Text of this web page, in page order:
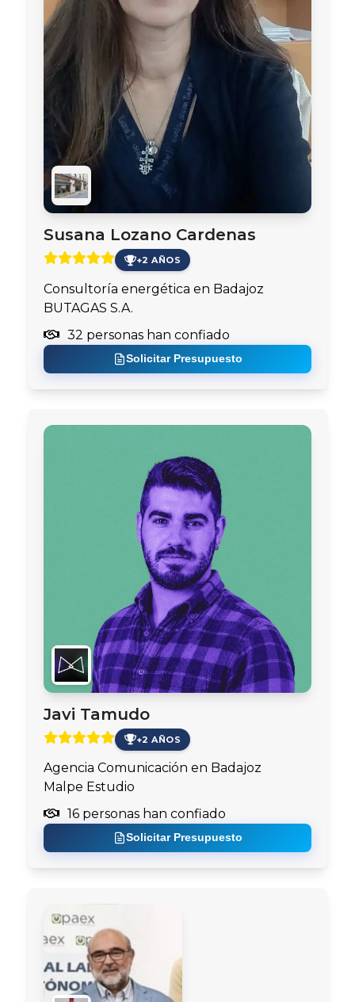
Susana Lozano Cardenas
+2 AÑOS
Consultoría energética en Badajoz
BUTAGAS S.A.
32 personas han confiado
Solicitar Presupuesto
Javi Tamudo
+2 AÑOS
Agencia Comunicación en Badajoz
Malpe Estudio
16 personas han confiado
Solicitar Presupuesto